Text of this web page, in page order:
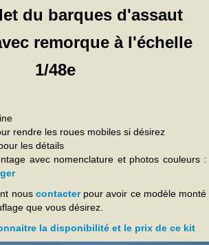
du barques d'assaut
remorque à l'échelle
1/48e
rendre les roues mobiles si désirez
les détails
avec nomenclature et photos couleurs :
nous contacterpour avoir ce modèle monté
que vous désirez.
la disponibilité et le prix de ce kit